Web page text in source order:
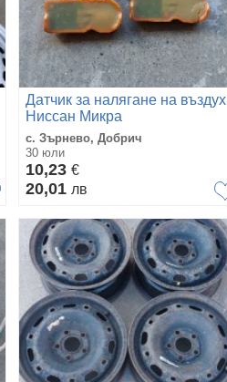
Датчик за налягане на въздух
Ниссан Микра
с. Зърнево, Добрич
30 юли
10,23 €
20,01 лв